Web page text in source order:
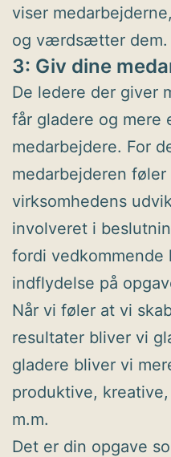
viser
og værdsætter dem.
3: Giv dine
De ledere der giver
får gladere og mere
medarbejdere. For
medarbejderen
virksomhedens
involveret i
fordi vedkommende
indflydelse på
Når vi føler at vi
resultater bliver vi
gladere bliver vi
produktive,
m.m.
Det er din opgave